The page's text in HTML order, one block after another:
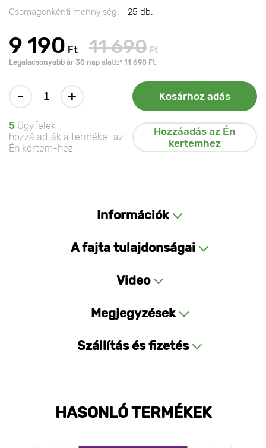
Csomagonkénti mennyiség:
25 db.
9 190 Ft 11 690 Ft
Legalacsonyabb ár 30 nap alatt:* 11 690 Ft
- + Kosárhoz adás
5 Ügyfelek
hozzá adták a terméket az
Én kertem-hez
Hozzáadás az Én
kertemhez
Információk
A fajta tulajdonságai
Video
Megjegyzések
Szállítás és fizetés
HASONLÓ TERMÉKEK